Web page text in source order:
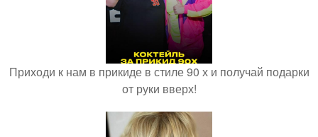
Приходи к нам в прикиде в стиле 90 х и получай подарки
от руки вверх!